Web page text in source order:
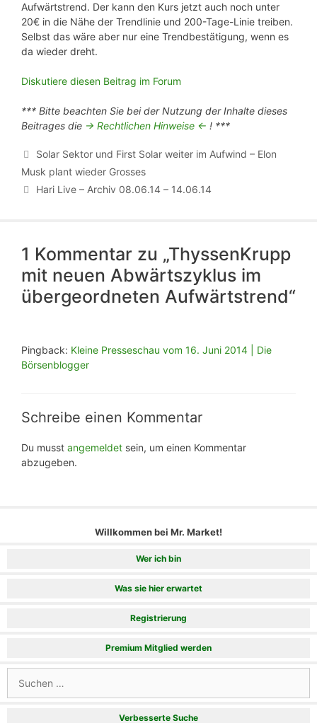
Aufwärtstrend. Der kann den Kurs jetzt auch noch unter
20€ in die Nähe der Trendlinie und 200-Tage-Linie treiben.
Selbst das wäre aber nur eine Trendbestätigung, wenn es
da wieder dreht.
Diskutiere diesen Beitrag im Forum
*** Bitte beachten Sie bei der Nutzung der Inhalte dieses
Beitrages die -> Rechtlichen Hinweise <- ! ***
Solar Sektor und First Solar weiter im Aufwind – Elon
Musk plant wieder Grosses
Hari Live – Archiv 08.06.14 – 14.06.14
1 Kommentar zu „ThyssenKrupp
mit neuen Abwärtszyklus im
übergeordneten Aufwärtstrend“
Pingback: Kleine Presseschau vom 16. Juni 2014 | Die
Börsenblogger
Schreibe einen Kommentar
Du musst angemeldet sein, um einen Kommentar
abzugeben.
Willkommen bei Mr. Market!
Wer ich bin
Was sie hier erwartet
Registrierung
Premium Mitglied werden
nach:
Verbesserte Suche